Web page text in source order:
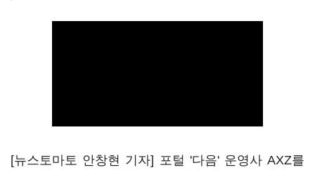
[뉴스토마토 안창현 기자] 포털 '다음' 운영사 AXZ를